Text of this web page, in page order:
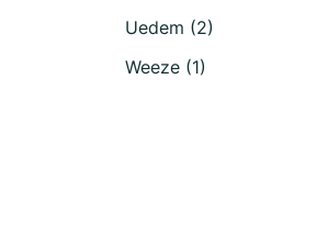
Uedem (2)
Weeze (1)